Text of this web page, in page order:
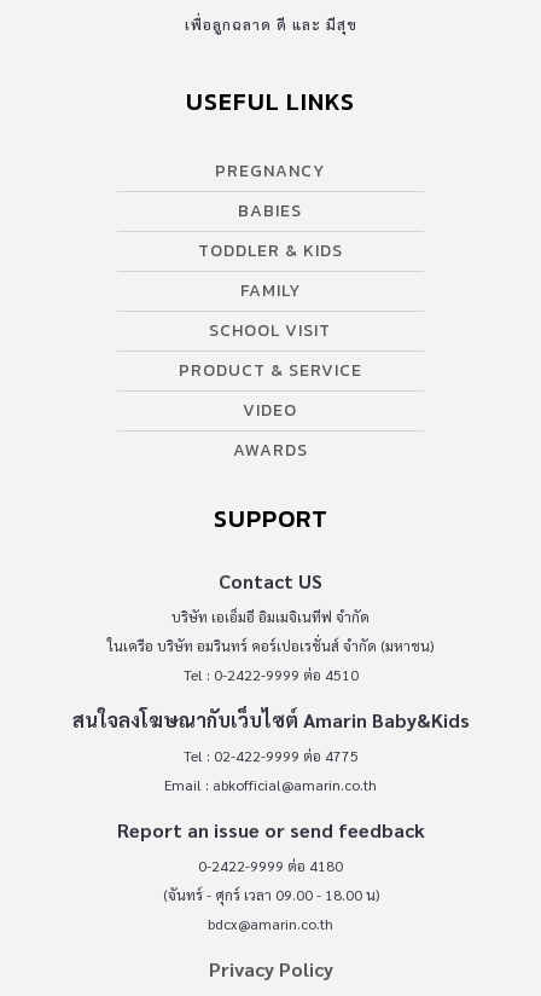
เพื่อลูกฉลาด ดี และ มีสุข
USEFUL LINKS
PREGNANCY
BABIES
TODDLER & KIDS
FAMILY
SCHOOL VISIT
PRODUCT & SERVICE
VIDEO
AWARDS
SUPPORT
Contact US
บริษัท เอเอ็มอี อิมเมจิเนทีฟ จำกัด
ในเครือ บริษัท อมรินทร์ คอร์เปอเรชั่นส์ จำกัด (มหาชน)
Tel : 0-2422-9999 ต่อ 4510
สนใจลงโฆษณากับเว็บไซต์ Amarin Baby&Kids
Tel : 02-422-9999 ต่อ 4775
Email : abkofficial@amarin.co.th
Report an issue or send feedback
0-2422-9999 ต่อ 4180
(จันทร์ - ศุกร์ เวลา 09.00 - 18.00 น)
bdcx@amarin.co.th
Privacy Policy